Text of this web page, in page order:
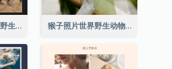
大象照片网格世界野生动物日Instagram帖子 猴子照片世界野生动物日Instagram帖子